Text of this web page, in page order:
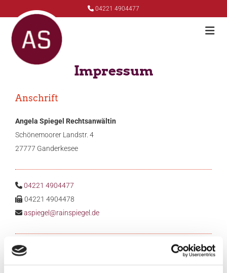
 04221 4904477
Impressum
Anschrift
An­ge­la Spie­gel Rechts­an­wäl­tin
Schö­ne­moo­rer Land­str. 4
27777 Gan­der­ke­see
 04221 4904477
 04221 4904478
 aspie­gel@​rainspiegel.​de
Verantwortlich: Angela Spiegel
Steuernummer: 57/139/10195